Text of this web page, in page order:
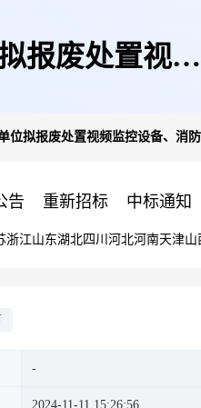
报废处置视频
位拟报废处置视频监控设备、消
告 重新招标 中标通知
浙江山东湖北四川 河北河南天津山
2024-11-11 15:26:56